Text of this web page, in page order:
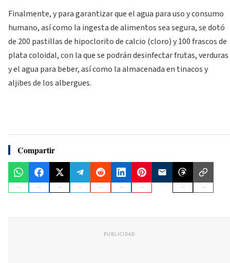
Finalmente, y para garantizar que el agua para uso y consumo
humano, así como la ingesta de alimentos sea segura, se dotó
de 200 pastillas de hipoclorito de calcio (cloro) y 100 frascos de
plata coloidal, con la que se podrán desinfectar frutas, verduras
y el agua para beber, así como la almacenada en tinacos y
aljibes de los albergues.
Compartir
PUBLICIDAD